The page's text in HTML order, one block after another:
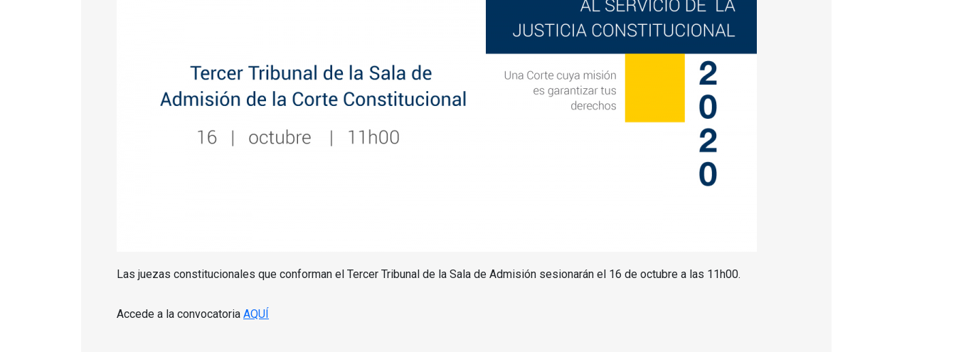
Las juezas constitucionales que conforman el Tercer Tribunal de la Sala de Admisión sesionarán el 16 de octubre a las 11h00.
Accede a la convocatoria AQUÍ